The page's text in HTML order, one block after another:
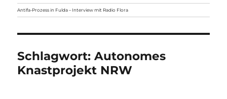
Antifa-Prozess in Fulda – Interview mit Radio Flora
Schlagwort:Autonomes
Knastprojekt NRW